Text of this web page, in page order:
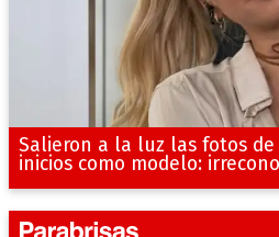
Salieron a la luz las fotos
inicios como modelo: